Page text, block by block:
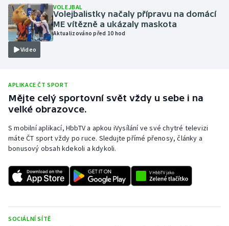
Plavání
Plážový volejbal
Rychlobruslení
Rychlostní kanoistika
Short track
Sportovní střelba
Triatlon
Video
VOLEJBAL
Volejbalistky načaly přípravu na domácí
ME vítězně a ukázaly maskota
Aktualizováno před 10 hod
APLIKACE ČT SPORT
Mějte celý sportovní svět vždy u sebe i na
velké obrazovce.
S mobilní aplikací, HbbTV a apkou iVysílání ve své chytré televizi
máte ČT sport vždy po ruce. Sledujte přímé přenosy, články a
bonusový obsah kdekoli a kdykoli.
SOCIÁLNÍ SÍTĚ